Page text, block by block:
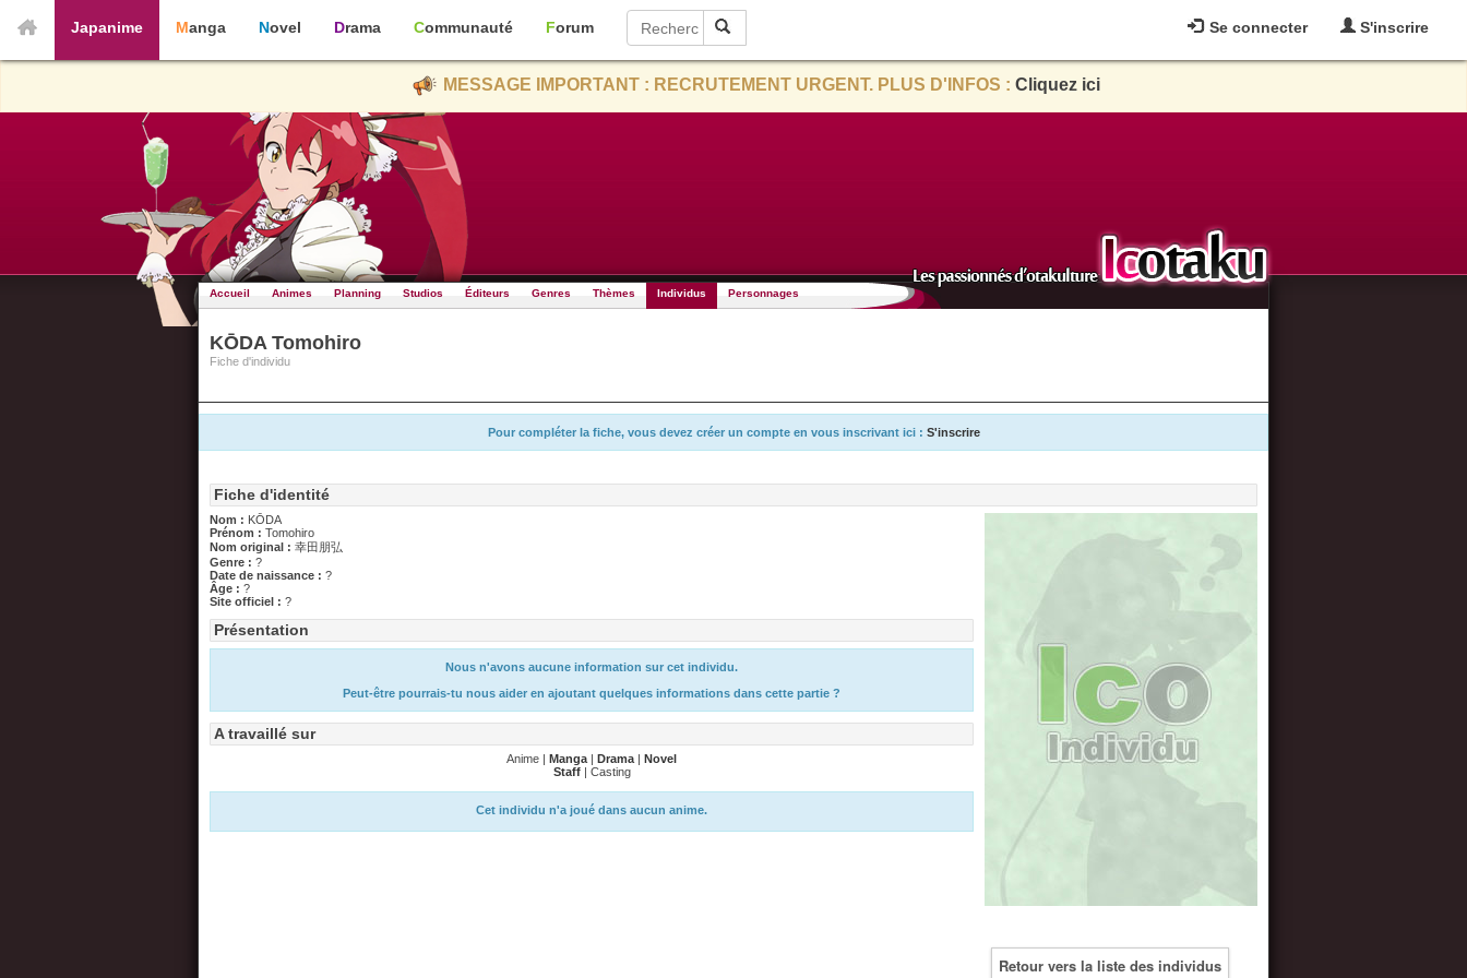
Se connecter S'inscrire
Japanime Manga Novel Drama Communauté Forum
MESSAGE IMPORTANT : RECRUTEMENT URGENT. PLUS D'INFOS : Cliquez ici
Accueil Animes Planning Studios Éditeurs Genres Thèmes Individus Personnages
KŌDA Tomohiro
Fiche d'individu
Pour compléter la fiche, vous devez créer un compte en vous inscrivant ici : S'inscrire
Fiche d'identité
Nom : KŌDA
Prénom : Tomohiro
Nom original : 幸田朋弘
Genre : ?
Date de naissance : ?
Âge : ?
Site officiel : ?
Présentation
Nous n'avons aucune information sur cet individu.
Peut-être pourrais-tu nous aider en ajoutant quelques informations dans cette partie ?
A travaillé sur
Anime | Manga | Drama | Novel
Staff| Casting
Cet individu n'a joué dans aucun anime.
Retour vers la liste des individus